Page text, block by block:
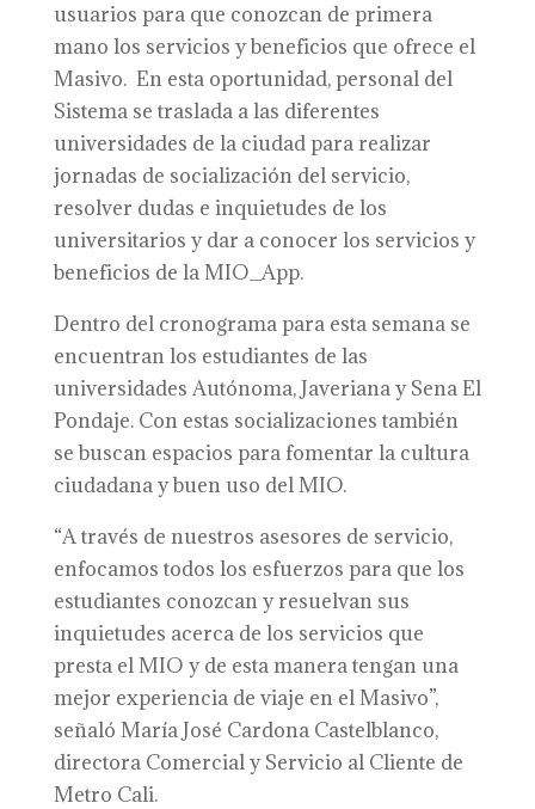
usuarios para que conozcan de primera
mano los servicios y beneficios que ofrece el
Masivo. En esta oportunidad, personal del
Sistema se traslada a las diferentes
universidades de la ciudad para realizar
jornadas de socialización del servicio,
resolver dudas e inquietudes de los
universitarios y dar a conocer los servicios y
beneficios de la MIO_App.
Dentro del cronograma para esta semana se
encuentran los estudiantes de las
universidades Autónoma, Javeriana y Sena El
Pondaje. Con estas socializaciones también
se buscan espacios para fomentar la cultura
ciudadana y buen uso del MIO.
“A través de nuestros asesores de servicio,
enfocamos todos los esfuerzos para que los
estudiantes conozcan y resuelvan sus
inquietudes acerca de los servicios que
presta el MIO y de esta manera tengan una
mejor experiencia de viaje en el Masivo”,
señaló María José Cardona Castelblanco,
directora Comercial y Servicio al Cliente de
Metro Cali.